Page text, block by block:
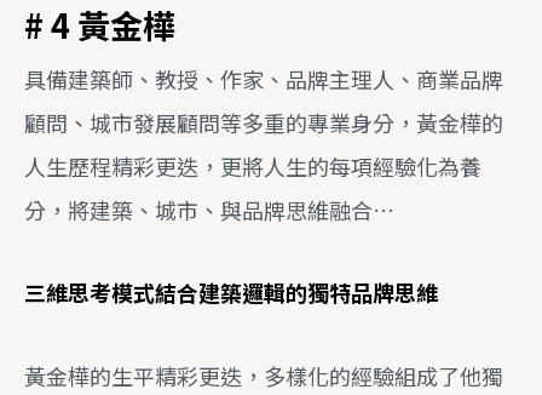
# 4 黃金樺
具備建築師、教授、作家、品牌主理人、商業品牌
顧問、城市發展顧問等多重的專業身分，黃金樺的
人生歷程精彩更迭，更將人生的每項經驗化為養
分，將建築、城市、與品牌思維融合…
三維思考模式結合建築邏輯的獨特品牌思維
黃金樺的生平精彩更迭，多樣化的經驗組成了他獨